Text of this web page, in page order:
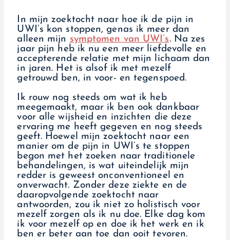
In mijn zoektocht naar hoe ik de pijn in
UWI’s kon stoppen, genas ik meer dan
alleen mijn symptomen van UWI’s. Na zes
jaar pijn heb ik nu een meer liefdevolle en
accepterende relatie met mijn lichaam dan
in jaren. Het is alsof ik met mezelf
getrouwd ben, in voor- en tegenspoed.
Ik rouw nog steeds om wat ik heb
meegemaakt, maar ik ben ook dankbaar
voor alle wijsheid en inzichten die deze
ervaring me heeft gegeven en nog steeds
geeft. Hoewel mijn zoektocht naar een
manier om de pijn in UWI’s te stoppen
begon met het zoeken naar traditionele
behandelingen, is wat uiteindelijk mijn
redder is geweest onconventioneel en
onverwacht. Zonder deze ziekte en de
daaropvolgende zoektocht naar
antwoorden, zou ik niet zo holistisch voor
mezelf zorgen als ik nu doe. Elke dag kom
ik voor mezelf op en doe ik het werk en ik
ben er beter aan toe dan ooit tevoren.